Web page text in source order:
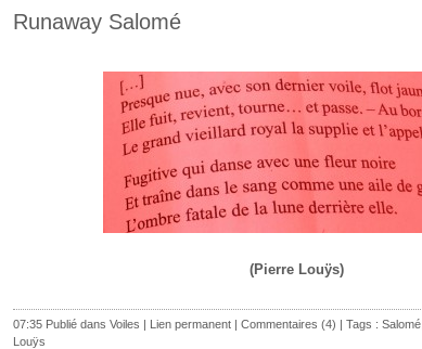
Runaway Salomé
(Pierre Louÿs)
07:35 Publié dans Voiles | Lien permanent | Commentaires (4) | Tags : Salomé
Louÿs